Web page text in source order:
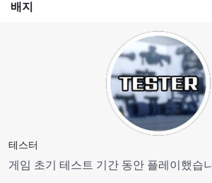
배지
테스터
게임 초기 테스트 기간 동안 플레이했습